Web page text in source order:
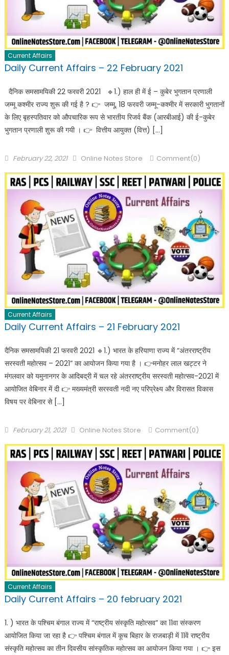
Current Affairs
Daily Current Affairs – 22 February 2021
दैनिक समसामयिकी 22 फरवरी 2021 🔹️1.) हाल ही में ई – कुबेर भुगतान प्रणाली
जम्मू कश्मीर राज्य शुरू की गई है ? 👉 जम्मू, 18 फरवरी जम्मू-कश्मीर में सरकारी भुगतानों
के लिए बृहस्पतिवार को औपचारिक रूप से भारतीय रिजर्व बैंक (आरबीआई) की ई-कुबेर
भुगतान प्रणाली शुरू की गयी । 👉 वित्तीय आयुक्त (वित्त) […]
February 22, 2021 Online Notes Store Comment(0)
Current Affairs
Daily Current Affairs – 21 February 2021
दैनिक समसामयिकी 21 फरवरी 2021 🔹️1.) भारत के हरियाणा राज्य में “अंतरराष्ट्रीय
सरस्वती महोत्सव – 2021” का आयोजन किया गया है । 👉मनोहर लाल खट्टर ने
मंगलवार को यमुनानगर के आदिबद्री में चल रहे अंतरराष्ट्रीय सरस्वती महोत्सव-2021 में
आयोजित वेबिनार में दी 👉 मख्यमंत्री सरस्वती नदी नए परिप्रेक्ष्य और विरासत विकास
विषय पर वेबिनार से […]
February 21, 2021 Online Notes Store Comment(0)
Current Affairs
Daily Current Affairs – 20 february 2021
1. ) भारत के पश्चिम बंगाल राज्य में “राष्ट्रीय संस्कृति महोत्सव” का 11वा संस्करण
आयोजित किया जा रहा है 👉 पश्चिम बंगाल में कूच बिहार के राजबाड़ी में 11वें राष्ट्रीय
संस्कृति महोत्सव का तीन दिवसीय सांस्कृतिक महोत्सव का आयोजन किया गया । 👉 इस